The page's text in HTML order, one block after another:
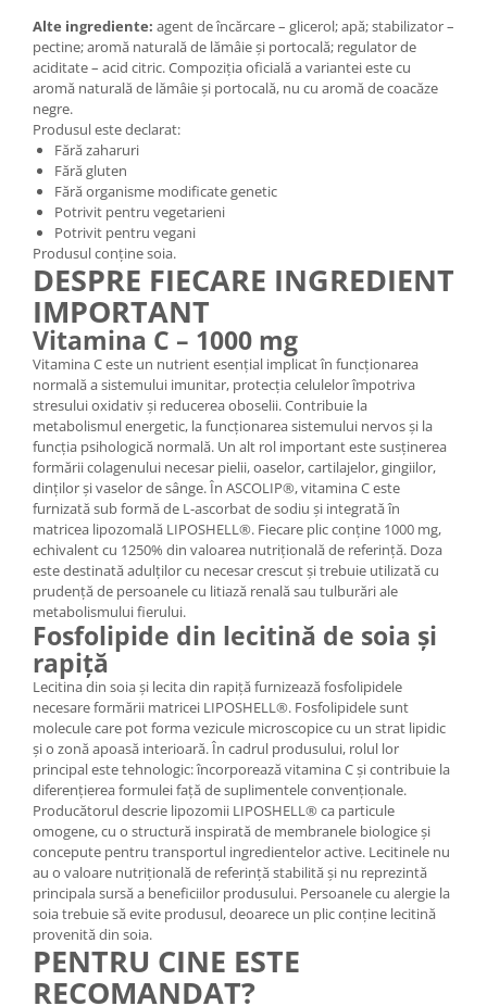
Alte ingrediente: agent de încărcare – glicerol; apă; stabilizator –
pectine; aromă naturală de lămâie și portocală; regulator de
aciditate – acid citric. Compoziția oficială a variantei este cu
aromă naturală de lămâie și portocală, nu cu aromă de coacăze
negre.
Produsul este declarat:
Fără zaharuri
Fără gluten
Fără organisme modificate genetic
Potrivit pentru vegetarieni
Potrivit pentru vegani
Produsul conține soia.
DESPRE FIECARE INGREDIENT
IMPORTANT
Vitamina C – 1000 mg
Vitamina C este un nutrient esențial implicat în funcționarea
normală a sistemului imunitar, protecția celulelor împotriva
stresului oxidativ și reducerea oboselii. Contribuie la
metabolismul energetic, la funcționarea sistemului nervos și la
funcția psihologică normală. Un alt rol important este susținerea
formării colagenului necesar pielii, oaselor, cartilajelor, gingiilor,
dinților și vaselor de sânge. În ASCOLIP®, vitamina C este
furnizată sub formă de L-ascorbat de sodiu și integrată în
matricea lipozomală LIPOSHELL®. Fiecare plic conține 1000 mg,
echivalent cu 1250% din valoarea nutrițională de referință. Doza
este destinată adulților cu necesar crescut și trebuie utilizată cu
prudență de persoanele cu litiază renală sau tulburări ale
metabolismului fierului.
Fosfolipide din lecitină de soia și
rapiță
Lecitina din soia și lecita din rapiță furnizează fosfolipidele
necesare formării matricei LIPOSHELL®. Fosfolipidele sunt
molecule care pot forma vezicule microscopice cu un strat lipidic
și o zonă apoasă interioară. În cadrul produsului, rolul lor
principal este tehnologic: încorporează vitamina C și contribuie la
diferențierea formulei față de suplimentele convenționale.
Producătorul descrie lipozomii LIPOSHELL® ca particule
omogene, cu o structură inspirată de membranele biologice și
concepute pentru transportul ingredientelor active. Lecitinele nu
au o valoare nutrițională de referință stabilită și nu reprezintă
principala sursă a beneficiilor produsului. Persoanele cu alergie la
soia trebuie să evite produsul, deoarece un plic conține lecitină
provenită din soia.
PENTRU CINE ESTE
RECOMANDAT?